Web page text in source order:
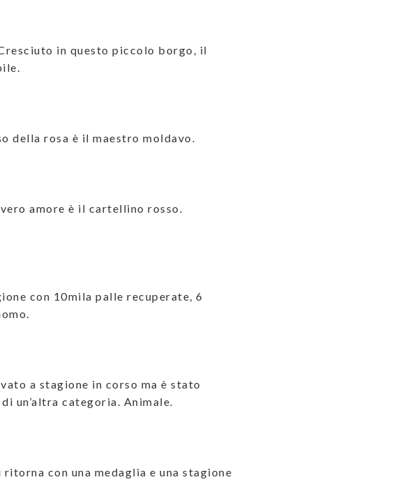
in questo piccolo borgo, il
della rosa è il maestro moldavo.
amore è il cartellino rosso.
con 10mila palle recuperate, 6
a stagione in corso ma è stato
un’altra categoria. Animale.
con una medaglia e una stagione